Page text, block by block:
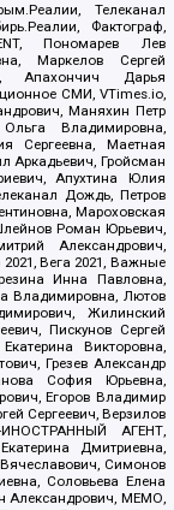
Телеканал
Фактограф,
Пономарев Лев
Маркелов Сергей
Апахончич Дарья
СМИ, VTimes.io,
Маняхин Петр
Владимировна,
Сергеевна, Маетная
Аркадьевич, Гройсман
Апухтина Юлия
Дождь, Петров
Мароховская
Роман Юрьевич,
Александрович,
Вега 2021, Важные
Инна Павловна,
Владимировна, Лютов
Жилинский
Пискунов Сергей
Викторовна,
Грезев Александр
София Юрьевна,
Егоров Владимир
Сергеевич, Верзилов
АГЕНТ,
Дмитриевна,
Симонов
Соловьева Елена
Александрович, МЕМО,